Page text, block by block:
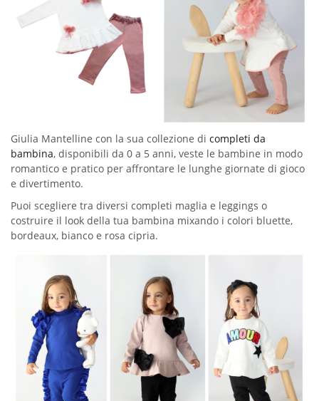
Giulia Mantelline con la sua collezione di completi da
bambina, disponibili da 0 a 5 anni, veste le bambine in modo
romantico e pratico per affrontare le lunghe giornate di gioco
e divertimento.
Puoi scegliere tra diversi completi maglia e leggings o
costruire il look della tua bambina mixando i colori bluette,
bordeaux, bianco e rosa cipria.